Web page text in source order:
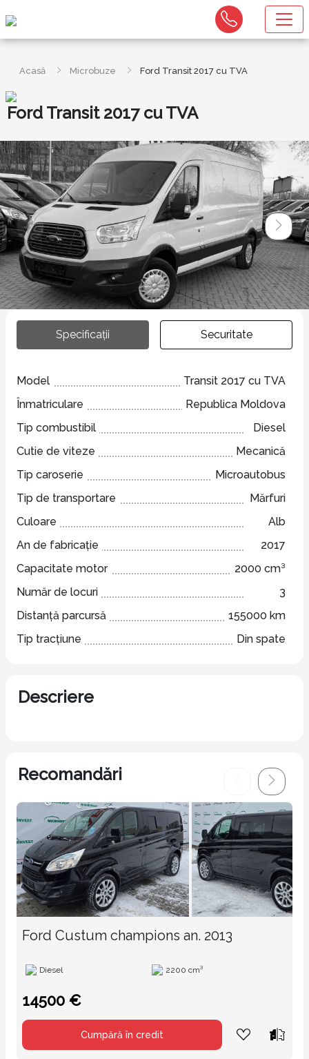
Acasă Microbuze Ford Transit 2017 cu TVA
Ford Transit 2017 cu TVA
Specificații Securitate
Model
Transit 2017 cu TVA
Înmatriculare
Republica Moldova
Tip combustibil
Diesel
Cutie de viteze
Mecanică
Tip caroserie
Microautobus
Tip de transportare
Mărfuri
Culoare
Alb
An de fabricație
2017
Capacitate motor
2000 cm³
Număr de locuri
3
Distanță parcursă
155000 km
Tip tracțiune
Din spate
Descriere
Recomandări
Ford Custum champions an. 2013
Diesel 2200 cm³
14500 €
Cumpără în credit